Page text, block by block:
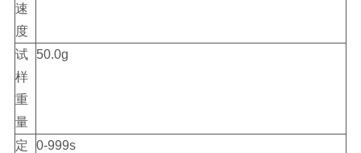
速
度
试
样
重
量
50.0g
定
0-999s